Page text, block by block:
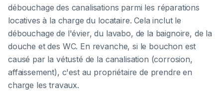
débouchage des canalisations parmi les réparations
locatives à la charge du locataire. Cela inclut le
débouchage de l'évier, du lavabo, de la baignoire, de la
douche et des WC. En revanche, si le bouchon est
causé par la vétusté de la canalisation (corrosion,
affaissement), c'est au propriétaire de prendre en
charge les travaux.